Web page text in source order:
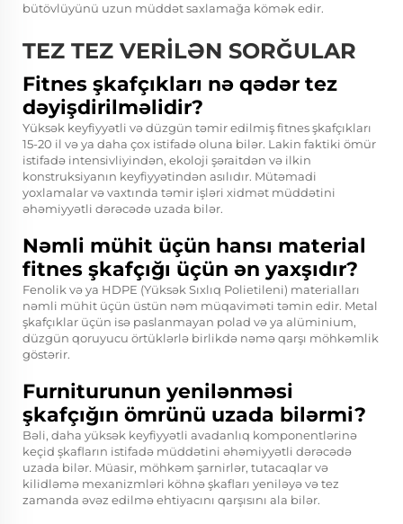
bütövlüyünü uzun müddət saxlamağa kömək edir.
TEZ TEZ VERİLƏN SORĞULAR
Fitnes şkafçıkları nə qədər tez
dəyişdirilməlidir?
Yüksək keyfiyyətli və düzgün təmir edilmiş fitnes şkafçıkları
15-20 il və ya daha çox istifadə oluna bilər. Lakin faktiki ömür
istifadə intensivliyindən, ekoloji şəraitdən və ilkin
konstruksiyanın keyfiyyətindən asılıdır. Mütəmadi
yoxlamalar və vaxtında təmir işləri xidmət müddətini
əhəmiyyətli dərəcədə uzada bilər.
Nəmli mühit üçün hansı material
fitnes şkafçığı üçün ən yaxşıdır?
Fenolik və ya HDPE (Yüksək Sıxlıq Polietileni) materialları
nəmli mühit üçün üstün nəm müqaviməti təmin edir. Metal
şkafçıklar üçün isə paslanmayan polad və ya alüminium,
düzgün qoruyucu örtüklərlə birlikdə nəmə qarşı möhkəmlik
göstərir.
Furniturunun yenilənməsi
şkafçığın ömrünü uzada bilərmi?
Bəli, daha yüksək keyfiyyətli avadanlıq komponentlərinə
keçid şkafların istifadə müddətini əhəmiyyətli dərəcədə
uzada bilər. Müasir, möhkəm şarnirlər, tutacaqlar və
kilidləmə mexanizmləri köhnə şkafları yeniləyə və tez
zamanda əvəz edilmə ehtiyacını qarşısını ala bilər.